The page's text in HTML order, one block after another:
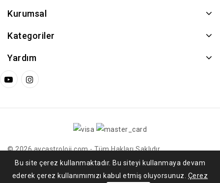
Kurumsal
Kategoriler
Yardım
Bu site çerez kullanmaktadır. Bu siteyi kullanmaya devam
ederek çerez kullanımımızı kabul etmiş oluyorsunuz. Çerez
© 2026 aycastroloji.com - Tüm Hakları Saklıdır.
ASEKOD Yazılım